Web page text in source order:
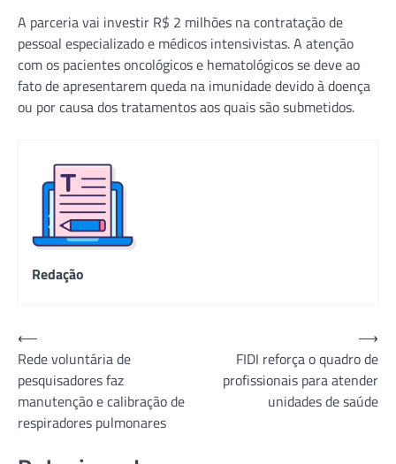
A parceria vai investir R$ 2 milhões na contratação de
pessoal especializado e médicos intensivistas. A atenção
com os pacientes oncológicos e hematológicos se deve ao
fato de apresentarem queda na imunidade devido à doença
ou por causa dos tratamentos aos quais são submetidos.
Redação
Navegação
de
Post
⟵
Rede voluntária de
pesquisadores faz
manutenção e calibração de
respiradores pulmonares
FIDI reforça o quadro de
profissionais para atender
unidades de saúde
⟶